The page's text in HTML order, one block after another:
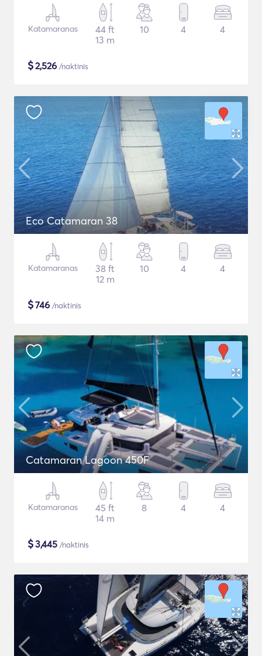
Katamaranas
44 ft
13 m
10 4 4
$2,526 /naktinis
Eco Catamaran 38
Katamaranas
38 ft
12 m
10 4 4
$746 /naktinis
Catamaran Lagoon 450F
Katamaranas
45 ft
14 m
8 4 4
$3,445 /naktinis